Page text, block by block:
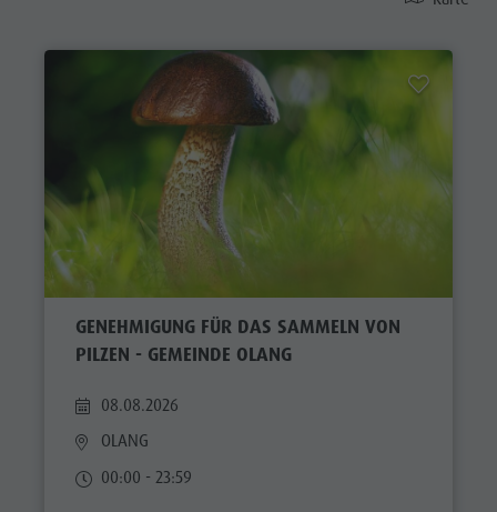
GENEHMIGUNG FÜR DAS SAMMELN VON
PILZEN - GEMEINDE OLANG
08.08.2026
OLANG
00:00 - 23:59